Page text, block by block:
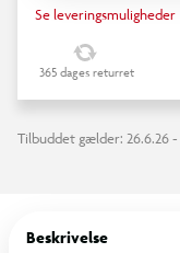
Se leveringsmuligheder
365 dages returret
Tilbuddet gælder: 26.6.26 -
Beskrivelse